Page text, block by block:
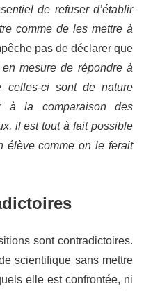
de refuser d’établir
comme de les mettre à
pas de déclarer que
mesure de répondre à
celles-ci sont de nature
à la comparaison des
il est tout à fait possible
élève comme on le ferait
sont contradictoires.
scientifique sans mettre
elle est confrontée, ni